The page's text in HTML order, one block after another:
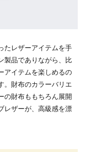
たレザーアイテムを手
製品でありながら、比
アイテムを楽しめるの
。財布のカラーバリエ
の財布ももちろん展開
レザーが、高級感を漂